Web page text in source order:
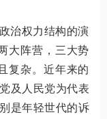
治权力结构的演
大阵营，三大势
复杂。近年来的
及人民党为代表
是年轻世代的诉